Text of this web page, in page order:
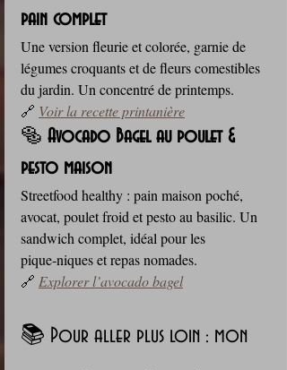
pain complet
Une version fleurie et colorée, garnie de
légumes croquants et de fleurs comestibles
du jardin. Un concentré de printemps.
🔗 Voir la recette printanière
🥯 Avocado Bagel au poulet &
pesto maison
Streetfood healthy : pain maison poché,
avocat, poulet froid et pesto au basilic. Un
sandwich complet, idéal pour les
pique‑niques et repas nomades.
🔗 Explorer l’avocado bagel
📚 Pour aller plus loin : mon